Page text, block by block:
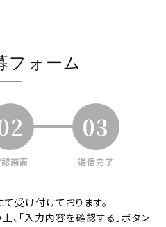
イン可)⇒二次
グループ本社
フォーム
画面
03
送信完了
受け付けております。
「入力内容を確認する」ボタン